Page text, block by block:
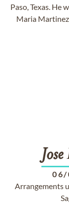
Paso, Texas. He
Maria Martinez
Jose
06/
Arrangements